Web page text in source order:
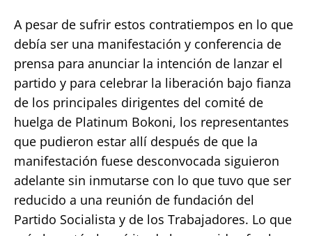
A pesar de sufrir estos contratiempos en lo que
debía ser una manifestación y conferencia de
prensa para anunciar la intención de lanzar el
partido y para celebrar la liberación bajo fianza
de los principales dirigentes del comité de
huelga de Platinum Bokoni, los representantes
que pudieron estar allí después de que la
manifestación fuese desconvocada siguieron
adelante sin inmutarse con lo que tuvo que ser
reducido a una reunión de fundación del
Partido Socialista y de los Trabajadores. Lo que